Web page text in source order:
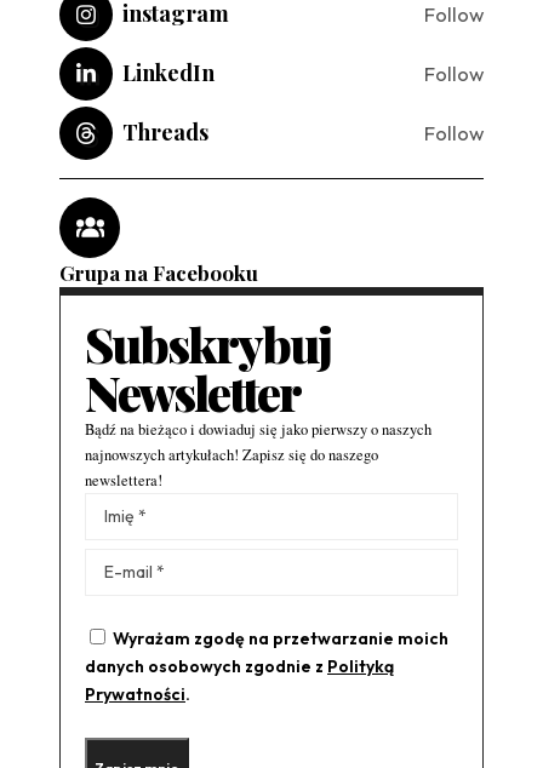
instagram Follow
LinkedIn Follow
Threads Follow
Grupa na Facebooku
Subskrybuj
Newsletter
Bądź na bieżąco i dowiaduj się jako pierwszy o naszych
najnowszych artykułach! Zapisz się do naszego
newslettera!
Wyrażam zgodę na przetwarzanie moich
danych osobowych zgodnie z Polityką
Prywatności.
Alternative: